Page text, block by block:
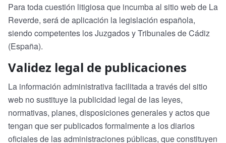
Para toda cuestión litigiosa que incumba al sitio web de La
Reverde, será de aplicación la legislación española,
siendo competentes los Juzgados y Tribunales de Cádiz
(España).
Validez legal de publicaciones
La información administrativa facilitada a través del sitio
web no sustituye la publicidad legal de las leyes,
normativas, planes, disposiciones generales y actos que
tengan que ser publicados formalmente a los diarios
oficiales de las administraciones públicas, que constituyen